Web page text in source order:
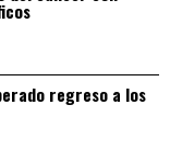
regreso a los